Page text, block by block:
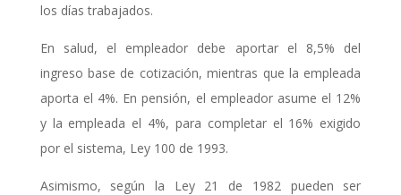
los días trabajados.
En salud, el empleador debe aportar el 8,5% del
ingreso base de cotización, mientras que la empleada
aporta el 4%. En pensión, el empleador asume el 12%
y la empleada el 4%, para completar el 16% exigido
por el sistema, Ley 100 de 1993.
Asimismo, según la Ley 21 de 1982 pueden ser